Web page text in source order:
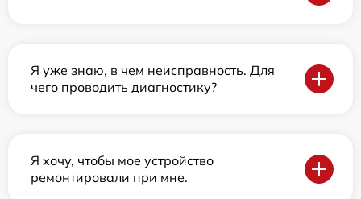
Я уже знаю, в чем неисправность. Для
чего проводить диагностику?
Я хочу, чтобы мое устройство
ремонтировали при мне.